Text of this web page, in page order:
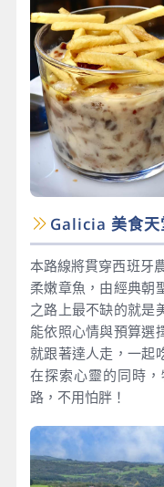
Galicia 美食天
本路線將貫穿西班牙
柔嫩章魚，由經典朝
之路上最不缺的就是
能依照心情與預算選
就跟著達人走，一起
在探索心靈的同時
路，不用怕胖！